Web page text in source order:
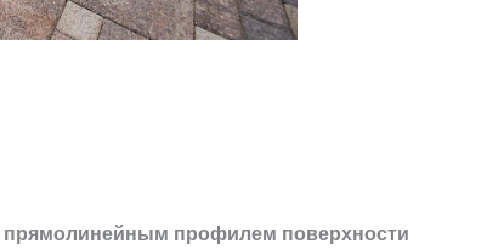
прямолинейным профилем поверхности